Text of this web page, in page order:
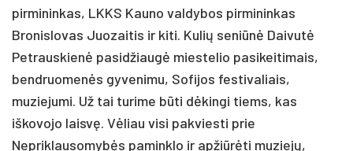
pirmininkas, LKKS Kauno valdybos pirmininkas
Bronislovas Juozaitis ir kiti. Kulių seniūnė Daivutė
Petrauskienė pasidžiaugė miestelio pasikeitimais,
bendruomenės gyvenimu, Sofijos festivaliais,
muziejumi. Už tai turime būti dėkingi tiems, kas
iškovojo laisvę. Vėliau visi pakviesti prie
Nepriklausomybės paminklo ir apžiūrėti muziejų,